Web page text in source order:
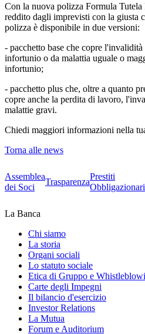
Con la nuova polizza Formula
reddito dagli imprevisti con la giusta
polizza è disponibile in due versioni:
- pacchetto base che copre l'invalidità
infortunio o da malattia uguale o
infortunio;
- pacchetto plus che, oltre a quanto
copre anche la perdita di lavoro,
malattie gravi.
Chiedi maggiori informazioni nella
Torna alle news
Assemblea
dei Soci
Trasparenza
Prestiti
Obbligazionari
La Banca
Chi siamo
La storia
Organi sociali
Lo statuto sociale
Etica di Gruppo e
Carte degli Impegni
Il bilancio d'esercizio
Investor Relations
La Mutua
Forum e Auditorium